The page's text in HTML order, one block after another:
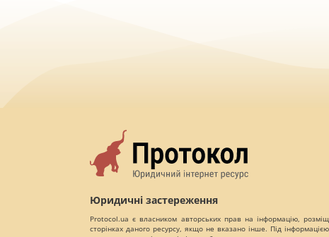
Юридичні застереження
Protocol.ua є власником авторських прав на інформацію,
сторінках даного ресурсу, якщо не вказано інше. Під